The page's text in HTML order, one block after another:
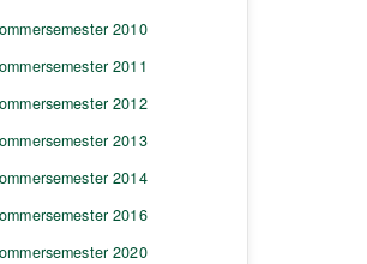
2010
2011
2012
2013
2014
2016
2020